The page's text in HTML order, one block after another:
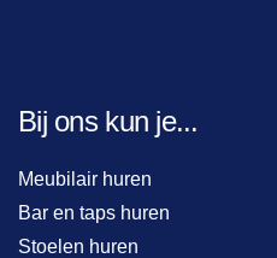
Bij ons kun je...
Meubilair huren
Bar en taps huren
Stoelen huren